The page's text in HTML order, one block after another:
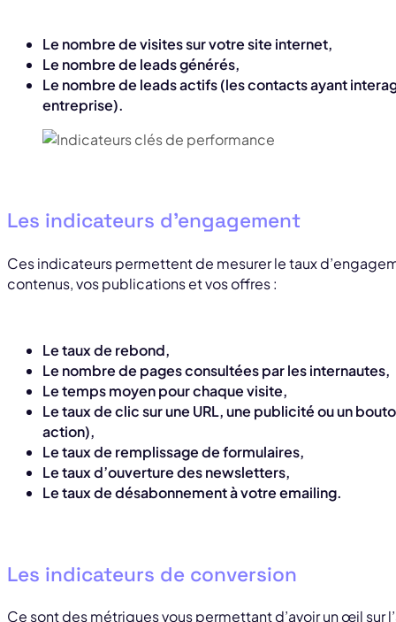
Le nombre de visites sur votre site internet,
Le nombre de leads générés,
Le nombre de leads actifs (les contacts ayant
entreprise).
Les indicateurs d’engagement
Ces indicateurs permettent de mesurer le taux
contenus, vos publications et vos offres :
Le taux de rebond,
Le nombre de pages consultées par les internautes,
Le temps moyen pour chaque visite,
Le taux de clic sur une URL, une publicité ou un
action),
Le taux de remplissage de formulaires,
Le taux d’ouverture des newsletters,
Le taux de désabonnement à votre emailing.
Les indicateurs de conversion
Ce sont des métriques vous permettant d’avoir un œil sur